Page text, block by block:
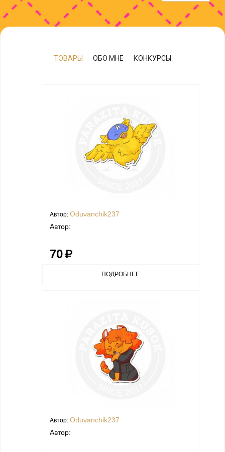
ТОВАРЫ ОБО МНЕ КОНКУРСЫ
Автор: Oduvanchik237
Автор:
70
ПОДРОБНЕЕ
Автор: Oduvanchik237
Автор: